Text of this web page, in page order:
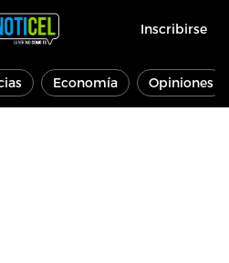
Inscribirse
Economía Opiniones